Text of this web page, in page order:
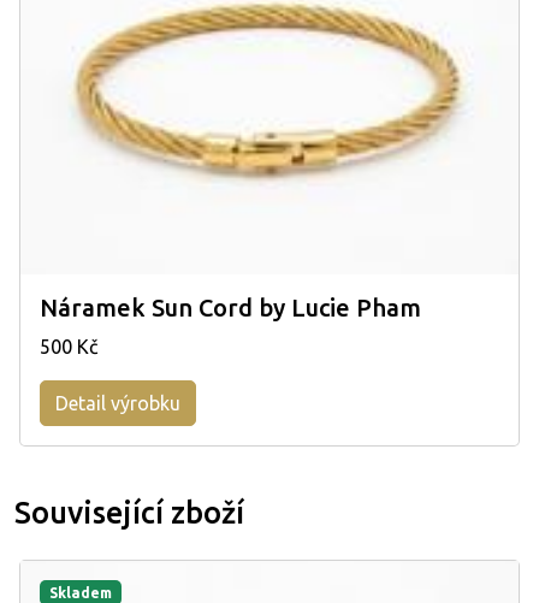
Náramek Sun Cord by Lucie Pham
500 Kč
Detail výrobku
Související zboží
Skladem